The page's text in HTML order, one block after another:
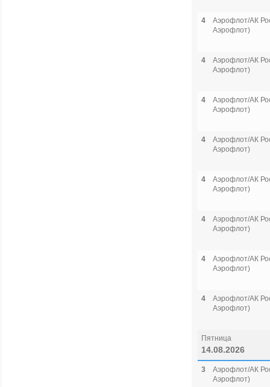
4
Аэрофлот/АК
Аэрофлот)
4
Аэрофлот/АК
Аэрофлот)
4
Аэрофлот/АК
Аэрофлот)
4
Аэрофлот/АК
Аэрофлот)
4
Аэрофлот/АК
Аэрофлот)
4
Аэрофлот/АК
Аэрофлот)
4
Аэрофлот/АК
Аэрофлот)
4
Аэрофлот/АК
Аэрофлот)
Пятница
14.08.2026
3
Аэрофлот/АК
Аэрофлот)